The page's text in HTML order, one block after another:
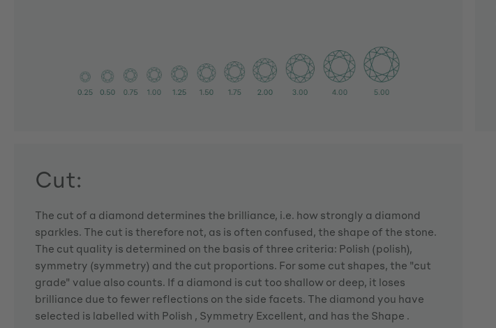
Cut:
The cut of a diamond determines the brilliance, i.e. how strongly a diamond
sparkles. The cut is therefore not, as is often confused, the shape of the stone.
The cut quality is determined on the basis of three criteria: Polish (polish),
symmetry (symmetry) and the cut proportions. For some cut shapes, the "cut
grade" value also counts. If a diamond is cut too shallow or deep, it loses
brilliance due to fewer reflections on the side facets. The diamond you have
selected is labelled with Polish , Symmetry Excellent, and has the Shape .